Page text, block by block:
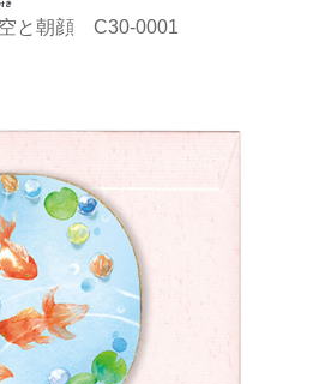
と朝顔 C30-0001